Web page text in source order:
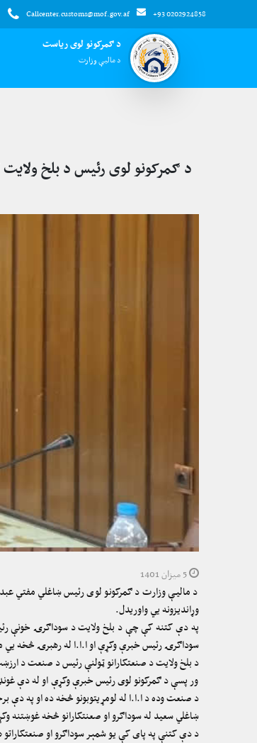
Callcenter.customs@mof.gov.af +93 0202924858
د ګمرکونو لوی ریاست
د مالیې وزارت
د ګمرکونو لوی رئیس د بلخ
5 میزان 1401
د مالیې وزارت د ګمرکونو لوی رئیس ښاغلي مفتي
وړاندیزونه یي واوریدل.
په دې کتنه کې چې د بلخ ولایت د سوداګرۍ خونې
سوداګرۍ رئیس خبرې وکړې او ا.ا.ا له رهبرۍ څخه یي
د بلخ ولایت د صنعتکارانو ټولنې رئیس د صنعت د
ور پسې د ګمرکونو لوی رئیس خبرې وکړې او له دې
د صنعت وده د ا.ا.ا له لومړیتوبونو څخه ده او په
ښاغلي سعید له سوداګرو او صعنتکارانو څخه غوښتنه
د دې کتنې په پای کې یو شمېر سوداګرو او